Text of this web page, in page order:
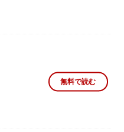
無料で読む